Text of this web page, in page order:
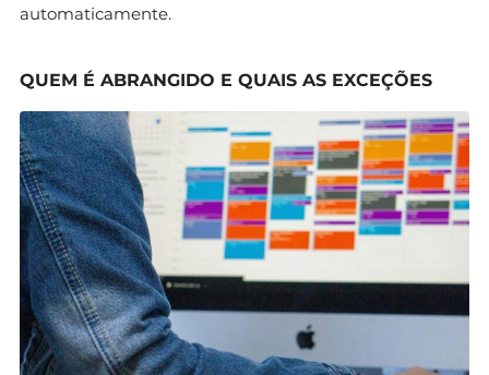
automaticamente.
QUEM É ABRANGIDO E QUAIS AS EXCEÇÕES